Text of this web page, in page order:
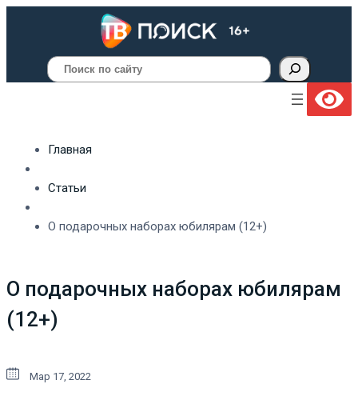
Поиск
Главная
Статьи
О подарочных наборах юбилярам (12+)
О подарочных наборах юбилярам
(12+)
Мар 17, 2022